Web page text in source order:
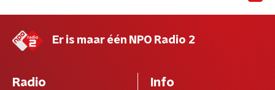
Er is maar één NPO Radio 2
Radio Info